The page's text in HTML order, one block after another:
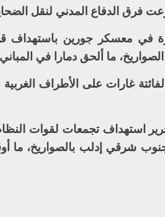
فرق الدفاع المدني لنقل
في معسكر جورين باستهداف
ما ألحق دمارا في
غارات على الأطراف
استهداف تجمعات لقوات
جنوب شرقي إدلب بالصواريخ،